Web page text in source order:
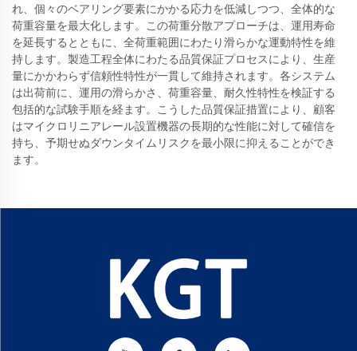
れ、個々のベアリング要素にかかる応力を低減しつつ、全体的な
荷重容量を最大化します。この荷重分散アプローチは、運用寿命
を延長するとともに、全荷重範囲にわたり滑らかな運動特性を維
持します。製造工程全体にわたる品質保証プロセスにより、生産
量にかかわらず信頼性特性が一貫して維持されます。各システム
は出荷前に、運用の滑らかさ、荷重容量、耐久性特性を検証する
包括的な試験手順を経ます。こうした品質保証措置により、顧客
はマイクロリニアレール設置機器の長期的な性能に対して確信を
持ち、予期せぬダウンタイムリスクを最小限に抑えることができ
ます。